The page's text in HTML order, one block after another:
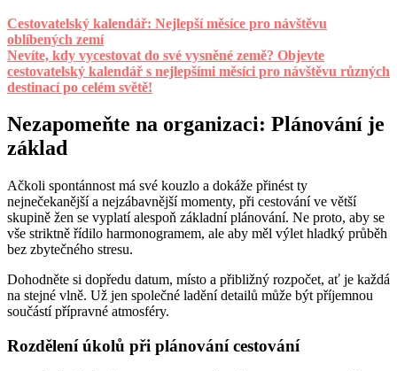
Cestovatelský kalendář: Nejlepší měsíce pro návštěvu
oblíbených zemí
Nevíte, kdy vycestovat do své vysněné země? Objevte
cestovatelský kalendář s nejlepšími měsíci pro návštěvu různých
destinací po celém světě!
Nezapomeňte na organizaci: Plánování je
základ
Ačkoli spontánnost má své kouzlo a dokáže přinést ty
nejnečekanější a nejzábavnější momenty, při cestování ve větší
skupině žen se vyplatí alespoň základní plánování. Ne proto, aby se
vše striktně řídilo harmonogramem, ale aby měl výlet hladký průběh
bez zbytečného stresu.
Dohodněte si dopředu datum, místo a přibližný rozpočet, ať je každá
na stejné vlně. Už jen společné ladění detailů může být příjemnou
součástí přípravné atmosféry.
Rozdělení úkolů při plánování cestování